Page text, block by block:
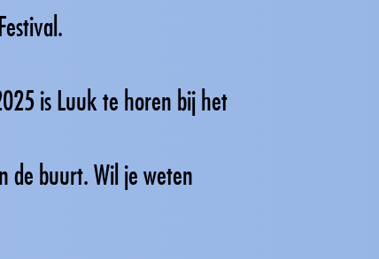
is Luuk te horen bij het
de buurt. Wil je weten